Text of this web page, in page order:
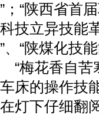
；“陕西省首
技立异技能
、“陕煤化技
花香自苦寒
床的操作技
灯下仔细翻